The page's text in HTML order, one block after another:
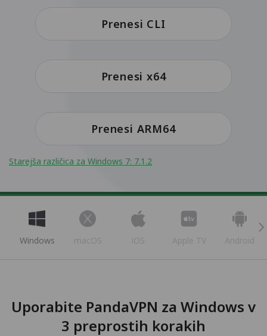
Prenesi CLI
Prenesi x64
Prenesi ARM64
Starejša različica za Windows 7: 7.1.2
Windows macOS iOS Apple TV Android
Uporabite PandaVPN za Windows v
3 preprostih korakih